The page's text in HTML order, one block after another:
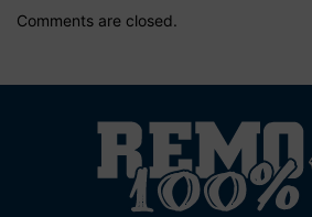
Comments are closed.